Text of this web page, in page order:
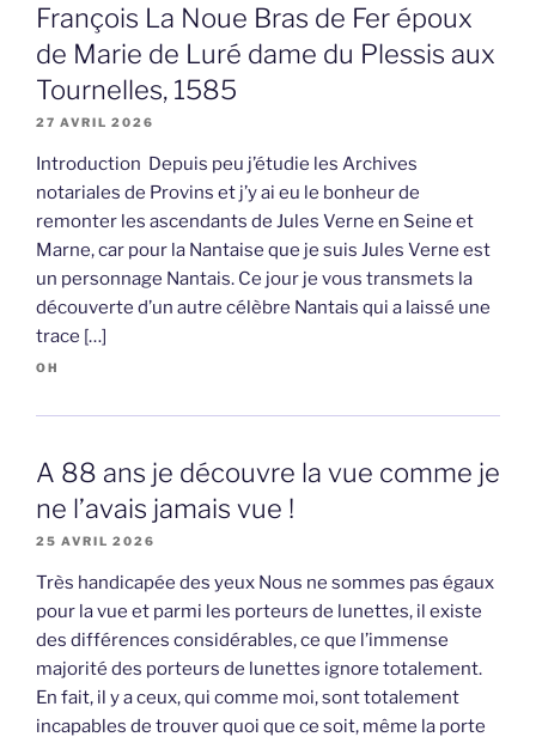
François La Noue Bras de Fer époux
de Marie de Luré dame du Plessis aux
Tournelles, 1585
27 AVRIL 2026
Introduction Depuis peu j’étudie les Archives
notariales de Provins et j’y ai eu le bonheur de
remonter les ascendants de Jules Verne en Seine et
Marne, car pour la Nantaise que je suis Jules Verne est
un personnage Nantais. Ce jour je vous transmets la
découverte d’un autre célèbre Nantais qui a laissé une
trace […]
OH
A 88 ans je découvre la vue comme je
ne l’avais jamais vue !
25 AVRIL 2026
Très handicapée des yeux Nous ne sommes pas égaux
pour la vue et parmi les porteurs de lunettes, il existe
des différences considérables, ce que l’immense
majorité des porteurs de lunettes ignore totalement.
En fait, il y a ceux, qui comme moi, sont totalement
incapables de trouver quoi que ce soit, même la porte